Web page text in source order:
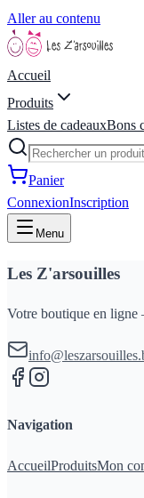
Aller au contenu
Accueil
Produits
Listes de cadeauxBons
Panier
ConnexionInscription
Menu
Les Z'arsouilles
Votre boutique en
Navigation
AccueilProduitsMon